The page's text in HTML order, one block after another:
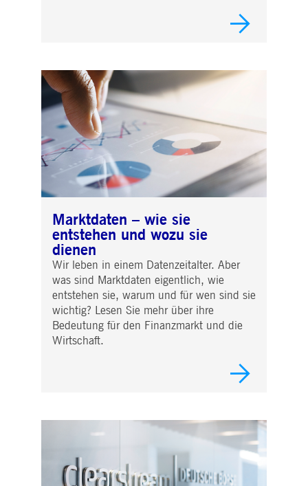
Marktdaten – wie sie
entstehen und wozu sie
dienen
Wir leben in einem Datenzeitalter. Aber
was sind Marktdaten eigentlich, wie
entstehen sie, warum und für wen sind sie
wichtig? Lesen Sie mehr über ihre
Bedeutung für den Finanzmarkt und die
Wirtschaft.